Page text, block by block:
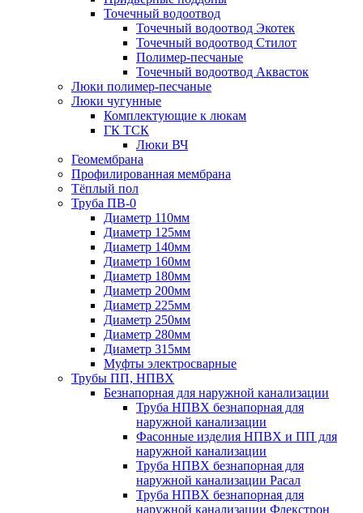
Точечный водоотвод
Точечный водоотвод Экотек
Точечный водоотвод Стилот
Полимер-песчаные
Точечный водоотвод Аквасток
Люки полимер-песчаные
Люки чугунные
Комплектующие к люкам
ГК ТСК
Люки ВЧ
Геомембрана
Профилированная мембрана
Тёплый пол
Труба ПВ-0
Диаметр 110мм
Диаметр 125мм
Диаметр 140мм
Диаметр 160мм
Диаметр 180мм
Диаметр 200мм
Диаметр 225мм
Диаметр 250мм
Диаметр 280мм
Диаметр 315мм
Муфты электросварные
Трубы ПП, НПВХ
Безнапорная для наружной канализации
Труба НПВХ безнапорная для
наружной канализации
Фасонные изделия НПВХ и ПП для
наружной канализации
Труба НПВХ безнапорная для
наружной канализации Расал
Труба НПВХ безнапорная для
наружной канализации Флекстрон